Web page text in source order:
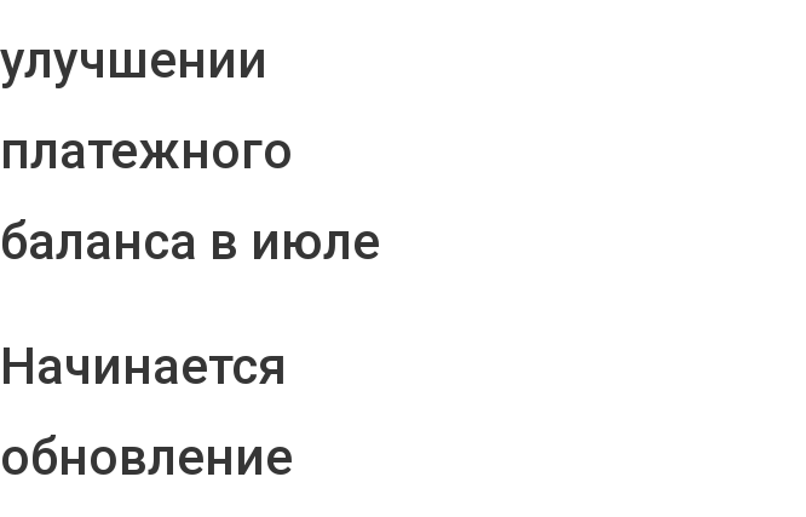
улучшении
платежного
баланса в июле
Начинается
обновление